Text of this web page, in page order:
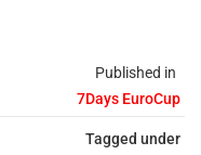
Published in
7Days EuroCup
Tagged under